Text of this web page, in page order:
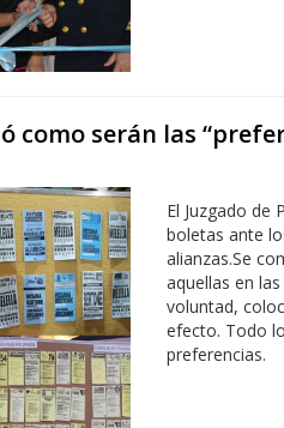
como serán las
El Juzgado de
boletas ante
alianzas.Se
aquellas en
voluntad,
efecto. Todo
preferencias.